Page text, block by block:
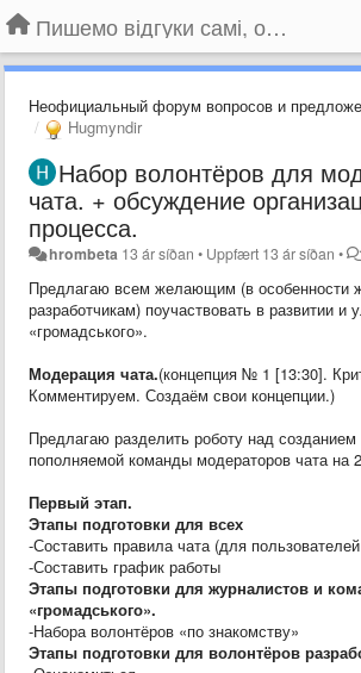
Пишемо відгуки самі, обговорюємо інші ідеї та пропозиції до Громадського Телебачення
Неофициальный форум вопросов и
Hugmyndir
Набор волонтёров для
чата. + обсуждение
процесса.
hrombeta 13 ár síðan • Uppfært 13 ár síðan •
Предлагаю всем желающим (в особенности
разработчикам) поучаствовать в развитии и
«громадського».
Модерация чата.(концепция № 1 [13:30].
Комментируем. Создаём свои концепции.)
Предлагаю разделить роботу над созданием
пополняемой команды модераторов чата на
Первый этап.
Этапы подготовки для всех
-Составить правила чата (для
-Составить график работы
Этапы подготовки для журналистов и
«громадського».
-Набора волонтёров «по знакомству»
Этапы подготовки для волонтёров